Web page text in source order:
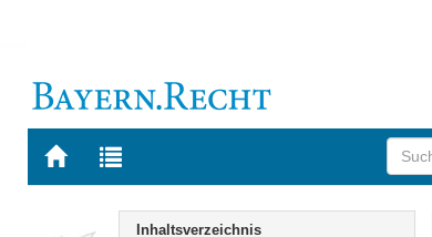
Zur
BAYERN.RECHT
Zur
letzten
Inhaltsverzeichnis